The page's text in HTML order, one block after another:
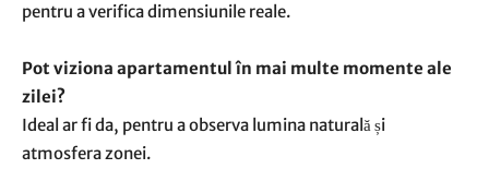
pentru a verifica dimensiunile reale.
Pot viziona apartamentul în mai multe momente ale
zilei?
Ideal ar fi da, pentru a observa lumina naturală și
atmosfera zonei.